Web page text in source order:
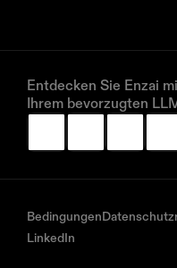
Entdecken Sie Enzai
Ihrem bevorzugten
Bedingungen
LinkedIn